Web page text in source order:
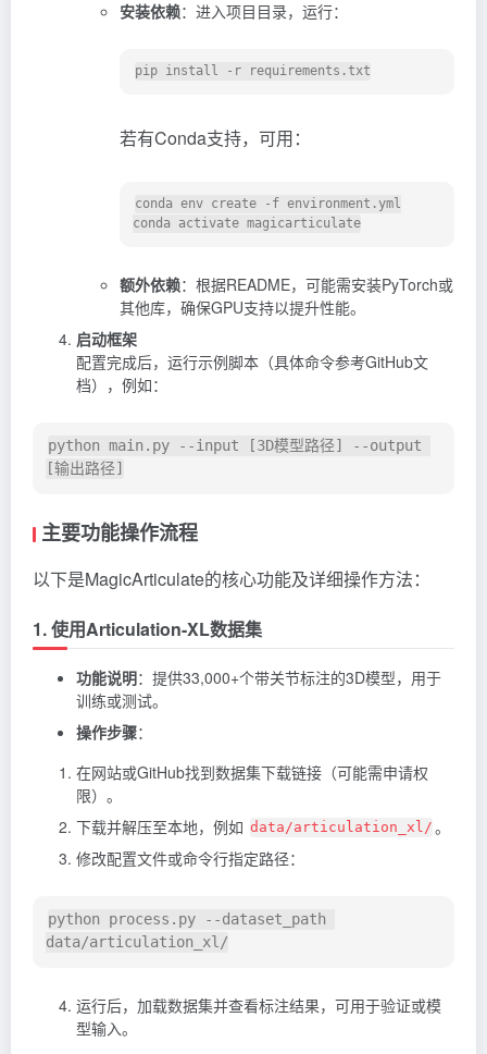
安装依赖：进入项目目录，运行：
若有Conda支持，可用：
conda env create -f environment.yml
额外依赖：根据README，可能需安装PyTorch或
其他库，确保GPU支持以提升性能。
启动框架
配置完成后，运行示例脚本（具体命令参考GitHub文
档），例如：
python main.py --input [3D模型路径] --output
主要功能操作流程
以下是MagicArticulate的核心功能及详细操作方法：
1. 使用Articulation-XL数据集
功能说明：提供33,000+个带关节标注的3D模型，用于
训练或测试。
操作步骤：
在网站或GitHub找到数据集下载链接（可能需申请权
限）。
下载并解压至本地，例如 data/articulation_xl/ 。
修改配置文件或命令行指定路径：
python process.py --dataset_path
运行后，加载数据集并查看标注结果，可用于验证或模
型输入。